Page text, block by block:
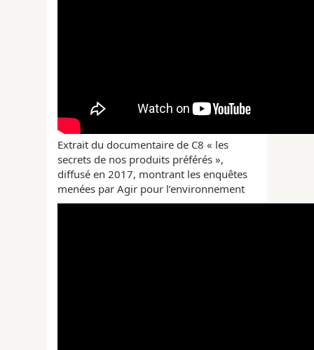
Extrait du documentaire de C8 « les
secrets de nos produits préférés »,
diffusé en 2017, montrant les enquêtes
menées par Agir pour l’environnement